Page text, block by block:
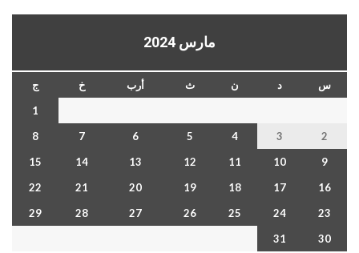
مارس 2024
س د ن ث أرب خ
ج
1
2
3
4
5
6
7
8
9
10
11
12
13
14
15
16
17
18
19
20
21
22
23
24
25
26
27
28
29
30
31